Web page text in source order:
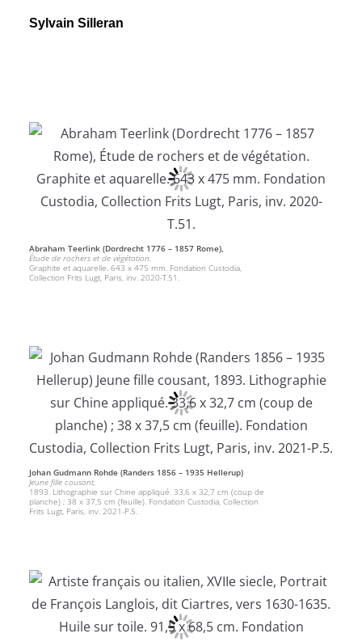
Sylvain Silleran
Abraham Teerlink (Dordrecht 1776 – 1857 Rome),
Étude de rochers et de végétation.
Graphite et aquarelle. 643 x 475 mm. Fondation Custodia,
Collection Frits Lugt, Paris, inv. 2020-T.51.
Johan Gudmann Rohde (Randers 1856 – 1935 Hellerup)
Jeune fille cousant,
1893. Lithographie sur Chine appliqué. 33,6 x 32,7 cm (coup de
planche) ; 38 x 37,5 cm (feuille). Fondation Custodia, Collection
Frits Lugt, Paris, inv. 2021-P.5.